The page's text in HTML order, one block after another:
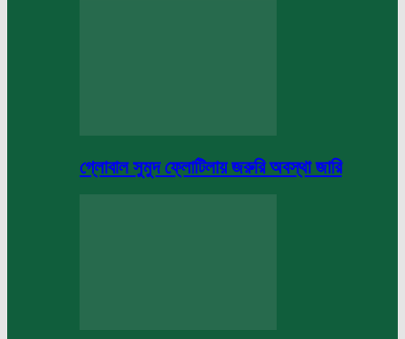
গ্লোবাল সুমুদ ফ্লোটিলায় জরুরি অবস্থা জারি